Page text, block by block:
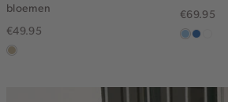
bloemen
€49.95
lichtzand
€69.95
blauw,blauw,